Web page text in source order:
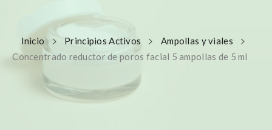
Inicio Principios Activos
Ampollas y viales
Concentrado reductor de poros facial 5 ampollas de 5 ml